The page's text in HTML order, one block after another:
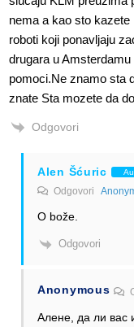
nema a kao sto
roboti koji ponavljaju
drugara u
pomoci.Ne znamo sta
znate Sta mozete da
Odgovori
Alen Šćuric
Odgovori
O bože.
Odgovori
Anonymous
Алене, да ли вас